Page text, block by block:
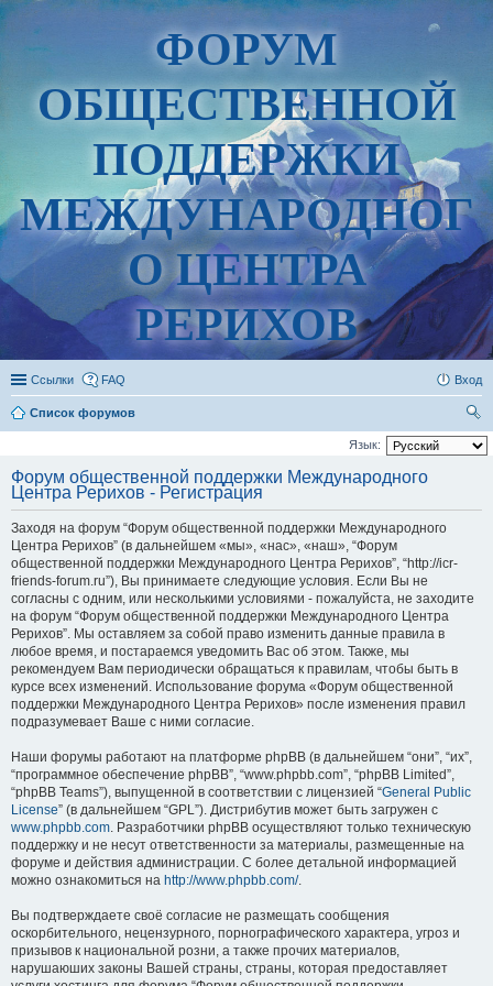
ФОРУМ
ОБЩЕСТВЕННОЙ
ПОДДЕРЖКИ
МЕЖДУНАРОДНОГ
О ЦЕНТРА
РЕРИХОВ
Ссылки FAQ Вход
Список форумов
ои
Язык:
Форум общественной поддержки Международного
Центра Рерихов - Регистрация
Заходя на форум “Форум общественной поддержки Международного
Центра Рерихов” (в дальнейшем «мы», «нас», «наш», “Форум
общественной поддержки Международного Центра Рерихов”, “http://icr-
friends-forum.ru”), Вы принимаете следующие условия. Если Вы не
согласны с одним, или несколькими условиями - пожалуйста, не заходите
на форум “Форум общественной поддержки Международного Центра
Рерихов”. Мы оставляем за собой право изменить данные правила в
любое время, и постараемся уведомить Вас об этом. Также, мы
рекомендуем Вам периодически обращаться к правилам, чтобы быть в
курсе всех изменений. Использование форума «Форум общественной
поддержки Международного Центра Рерихов» после изменения правил
подразумевает Ваше с ними согласие.
Наши форумы работают на платформе phpBB (в дальнейшем “они”, “их”,
“программное обеспечение phpBB”, “www.phpbb.com”, “phpBB Limited”,
“phpBB Teams”), выпущенной в соответствии с лицензией “General Public
License” (в дальнейшем “GPL”). Дистрибутив может быть загружен с
www.phpbb.com. Разработчики phpBB осуществляют только техническую
поддержку и не несут ответственности за материалы, размещенные на
форуме и действия администрации. С более детальной информацией
можно ознакомиться на http://www.phpbb.com/.
Вы подтверждаете своё согласие не размещать сообщения
оскорбительного, нецензурного, порнографического характера, угроз и
призывов к национальной розни, а также прочих материалов,
нарушаюших законы Вашей страны, страны, которая предоставляет